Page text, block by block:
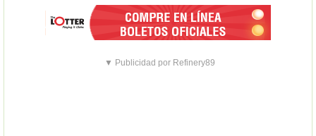
▼ Publicidad por Refinery89